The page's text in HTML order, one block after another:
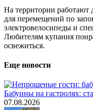
На территории работают
для перемещений по
электровелосипеды и
Любителям купания
освежиться.
Еще новости
Бабуины на гастролях:
07.08.2026